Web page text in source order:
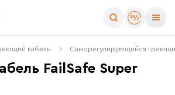
кабель Саморегулирующийся
FailSafe Super